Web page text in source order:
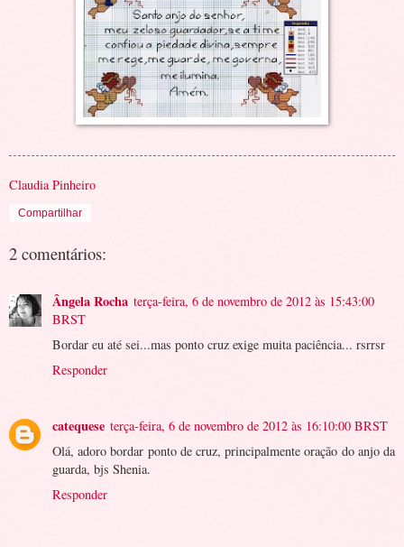
Claudia Pinheiro
Compartilhar
2 comentários:
Ângela Rocha terça-feira, 6 de novembro de 2012 às 15:43:00
BRST
Bordar eu até sei...mas ponto cruz exige muita paciência... rsrrsr
Responder
catequese terça-feira, 6 de novembro de 2012 às 16:10:00 BRST
Olá, adoro bordar ponto de cruz, principalmente oração do anjo da
guarda, bjs Shenia.
Responder